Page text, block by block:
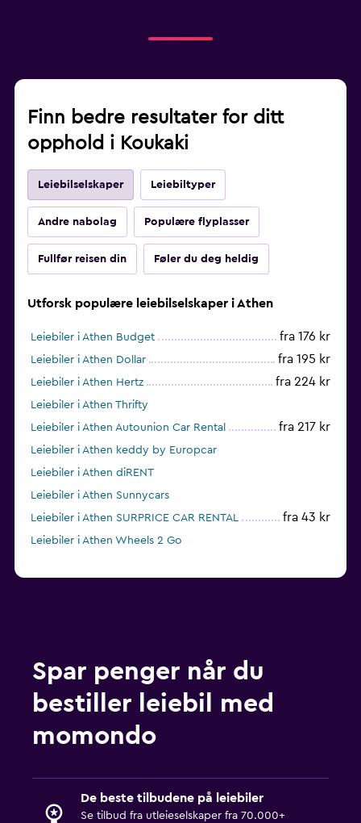
Finn bedre resultater for ditt
opphold i Koukaki
Leiebilselskaper Leiebiltyper
Andre nabolag Populære flyplasser
Fullfør reisen din Føler du deg heldig
Utforsk populære leiebilselskaper i Athen
Leiebiler i Athen Budget fra 176 kr
Leiebiler i Athen Dollar fra 195 kr
Leiebiler i Athen Hertz fra 224 kr
Leiebiler i Athen Thrifty
Leiebiler i Athen Autounion Car Rental
fra 217 kr
Leiebiler i Athen keddy by Europcar
Leiebiler i Athen diRENT
Leiebiler i Athen Sunnycars
Leiebiler i Athen SURPRICE CAR RENTAL
fra 43 kr
Leiebiler i Athen Wheels 2 Go
Spar penger når du
bestiller leiebil med
momondo
De beste tilbudene på leiebiler
Se tilbud fra utleieselskaper fra 70.000+